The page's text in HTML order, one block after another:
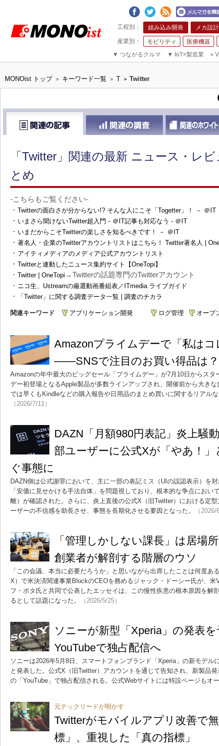
組み込み開発 メカ設計
モビリティ
医療機器
▼ つながるクルマ ▼ IoT×製造業 »
MONOist トップ > キーワード一覧 > T > Twitter
「Twitter」関連の最新 ニュース・レ
とめ
-こちらもご覧ください-
・ Twitterの面白さが分からない!? そんな人にこそ「Togetter」！ － ＠IT
・ いまさら聞けないTwitter超入門－＠IT記事も対応なう - ＠IT
・ いまだからこそTwitterの楽しさを知るべきです！ － ＠IT
・ 著名人・企業のTwitterアカウントリストはこちら！ Twitter著名人 |
・ アイティメディアのメディア公式アカウントリスト
・ Twitterと連動したニュース集約サイト【OneTopi】
・ Twitter | OneTopi →Twitterの話題専門のTwitterアカウント
・ ニコ生、Ustreamの厳選動画番組表／ITmedia ライブガイド
・ 「Twitter」に関する調査データ一覧 | 調査のチカラ
関連キーワード アプリケーション開発 ログ管理 オープ
Amazonプライムデーで「私は
――SNSで注目のお買い得品は？
Amazonの年中最大のビッグセール「プライムデー」が7月10日からス
デー初登場となるApple製品が多数ラインアップされ、開催前から大き
では早くもKindleなどの購入報告や日用品のまとめ買いに関するリアル
（2026/7/11）
DAZN「月額980円表記」炎上騒
部ユーザーに公式Xが「やあ！
ぐ事態に
DAZN側は公式謝罪において、主に一部の表記ミス（UIの誤認表示）を
「安価に見せかける手法自体」を問題視しており、根本的な争点におい
離）が確認された。さらに、炎上直後の公式X（旧Twitter）における定
ーザーの不信感を助長させ、事態を長期化させる要因となった。
（
「管理しかしない課長」は居
創業者が解剖する階層のウソ
「この会議、本当に必要だろうか」と思いながら出席したことは何度あ
X）で米決済関連事業BlockのCEOを務めるジャック・ドーシー氏が、米
フ・ボタ氏と共同で公表したエッセイは、この慢性疾患の根本原因を解
るとして話題になった。
（2026/5/25）
ソニーが新型「Xperia」の発表
YouTubeで独占配信へ
ソニーは2026年5月8日、スマートフォンブランド「Xperia」の新モデル
と発表した。公式X（旧Twitter）アカウントを通じて告知され、新製品
の「YouTube」で独占配信される。公式Webサイトには特設ページもオ
元テックリードが明かす
Twitterがモバイルアプリ改善で
標」、重視した「真の指標」